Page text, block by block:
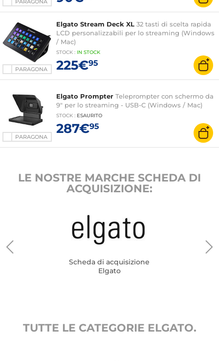
PARAGONA
PARAGONA
Elgato Stream Deck XL 32 tasti di scelta rapida
LCD personalizzabili per lo streaming (Windows
/ Mac)
STOCK : IN STOCK
225€95
PARAGONA
Elgato Prompter Teleprompter con schermo da
9" per lo streaming - USB-C (Windows / Mac)
STOCK : ESAURITO
287€95
LE NOSTRE MARCHE SCHEDA DI
ACQUISIZIONE:
Scheda di acquisizione
Elgato
TUTTE LE CATEGORIE ELGATO.